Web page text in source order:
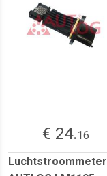
€ 24.16
Luchtstroommeter